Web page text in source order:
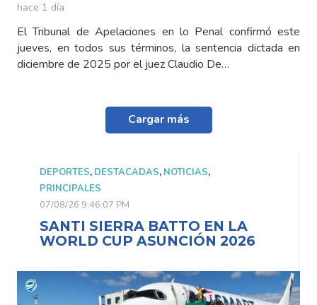
hace 1 día
El Tribunal de Apelaciones en lo Penal confirmó este
jueves, en todos sus términos, la sentencia dictada en
diciembre de 2025 por el juez Claudio De…
Cargar más
DEPORTES, DESTACADAS, NOTICIAS,
PRINCIPALES
07/08/26 9:46:07 PM
SANTI SIERRA BATTO EN LA
WORLD CUP ASUNCIÓN 2026